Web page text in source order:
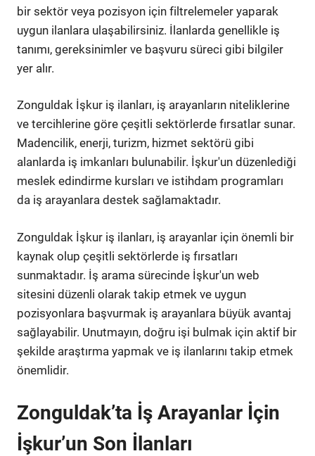
bir sektör veya pozisyon için filtrelemeler yaparak
uygun ilanlara ulaşabilirsiniz. İlanlarda genellikle iş
tanımı, gereksinimler ve başvuru süreci gibi bilgiler
yer alır.
Zonguldak İşkur iş ilanları, iş arayanların niteliklerine
ve tercihlerine göre çeşitli sektörlerde fırsatlar sunar.
Madencilik, enerji, turizm, hizmet sektörü gibi
alanlarda iş imkanları bulunabilir. İşkur'un düzenlediği
meslek edindirme kursları ve istihdam programları
da iş arayanlara destek sağlamaktadır.
Zonguldak İşkur iş ilanları, iş arayanlar için önemli bir
kaynak olup çeşitli sektörlerde iş fırsatları
sunmaktadır. İş arama sürecinde İşkur'un web
sitesini düzenli olarak takip etmek ve uygun
pozisyonlara başvurmak iş arayanlara büyük avantaj
sağlayabilir. Unutmayın, doğru işi bulmak için aktif bir
şekilde araştırma yapmak ve iş ilanlarını takip etmek
önemlidir.
Zonguldak’ta İş Arayanlar İçin
İşkur’un Son İlanları